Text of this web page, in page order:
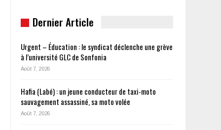
Dernier Article
Urgent – Éducation : le syndicat déclenche une grève
à l’université GLC de Sonfonia
Août 7, 2026
Hafia (Labé) : un jeune conducteur de taxi-moto
sauvagement assassiné, sa moto volée
Août 7, 2026